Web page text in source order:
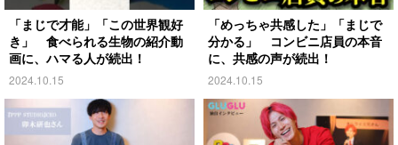
「まじで才能」「この世界観好
き」 食べられる生物の紹介動
画に、ハマる人が続出！
2024.10.15
「めっちゃ共感した」「まじで
分かる」 コンビニ店員の本音
に、共感の声が続出！
2024.10.15